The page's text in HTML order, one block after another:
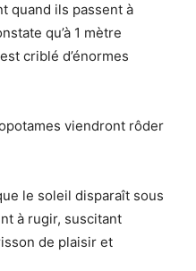
quand ils passent à
qu’à 1 mètre
criblé d’énormes
viendront rôder
le soleil disparaît sous
à rugir, suscitant
de plaisir et